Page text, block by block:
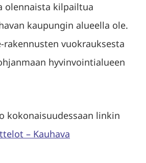
olennaista kilpailtua
kaupungin alueella ole.
vuokrauksesta
hyvinvointialueen
kokonaisuudessaan linkin
– Kauhava